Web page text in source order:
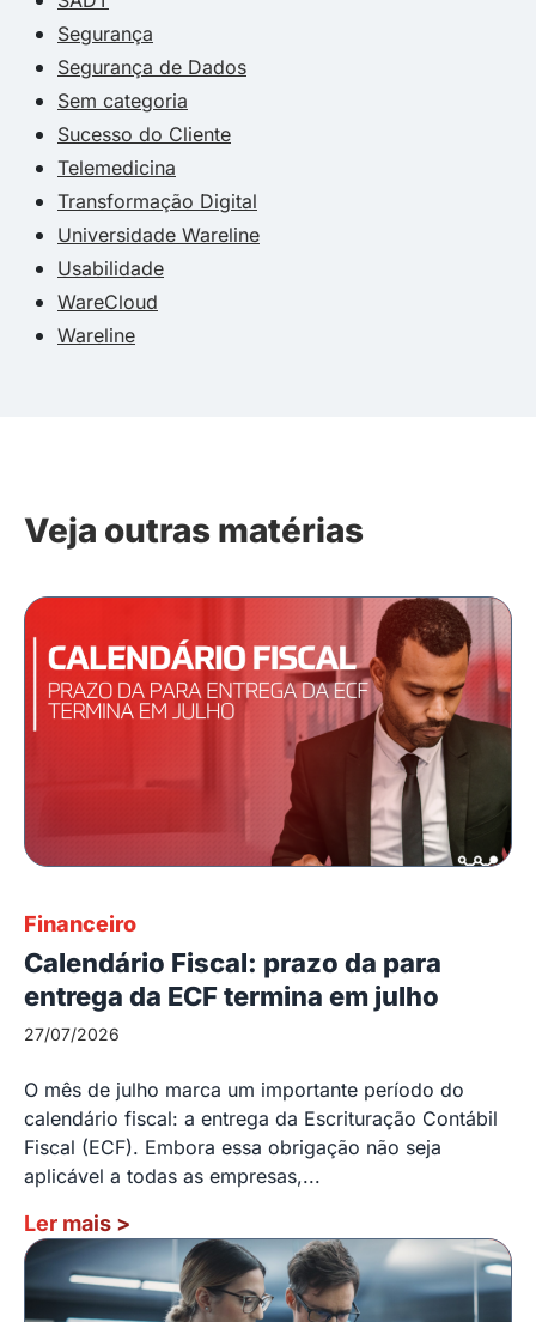
Segurança
Segurança de Dados
Sem categoria
Sucesso do Cliente
Telemedicina
Transformação Digital
Universidade Wareline
Usabilidade
WareCloud
Wareline
Veja outras matérias
Financeiro
Calendário Fiscal: prazo da para
entrega da ECF termina em julho
27/07/2026
O mês de julho marca um importante período do
calendário fiscal: a entrega da Escrituração Contábil
Fiscal (ECF). Embora essa obrigação não seja
aplicável a todas as empresas,...
Ler mais >